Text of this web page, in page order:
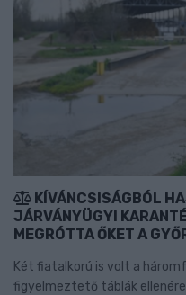
KÍVÁNCSISÁGBÓL
JÁRVÁNYÜGYI
MEGRÓTTA ŐKET A
Két fiatalkorú is volt a
figyelmeztető táblák